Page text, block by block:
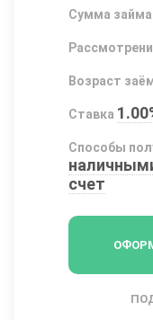
Сумма займа
Возраст
Ставка
Способы
счет